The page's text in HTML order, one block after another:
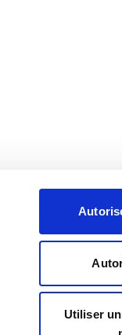
Utiliser